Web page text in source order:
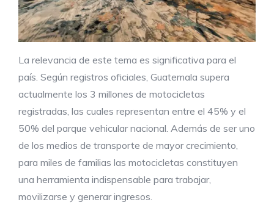
La relevancia de este tema es significativa para el
país. Según registros oficiales, Guatemala supera
actualmente los 3 millones de motocicletas
registradas, las cuales representan entre el 45% y el
50% del parque vehicular nacional. Además de ser uno
de los medios de transporte de mayor crecimiento,
para miles de familias las motocicletas constituyen
una herramienta indispensable para trabajar,
movilizarse y generar ingresos.